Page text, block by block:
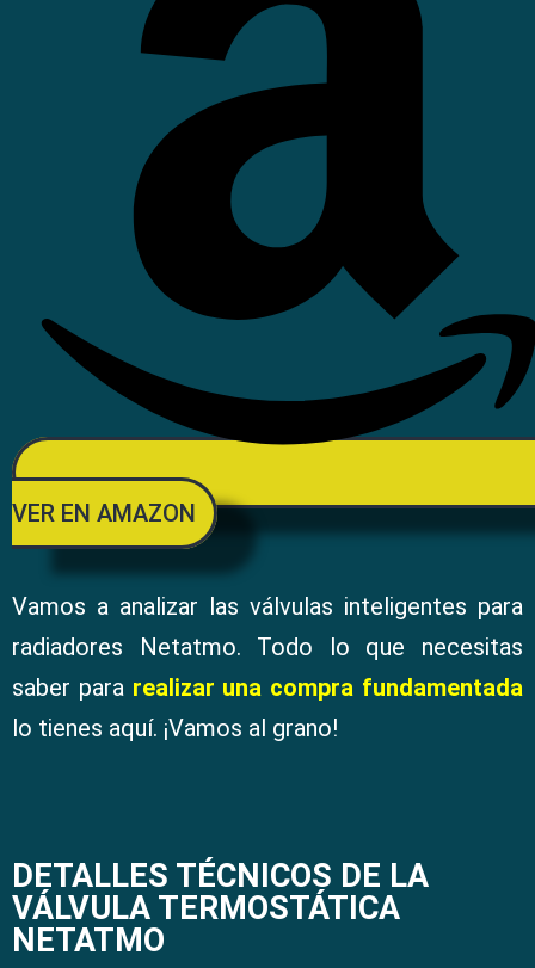
VER EN AMAZON
Vamos a analizar las válvulas inteligentes para
radiadores Netatmo. Todo lo que necesitas
saber para realizar una compra fundamentada
lo tienes aquí. ¡Vamos al grano!
DETALLES TÉCNICOS DE LA
VÁLVULA TERMOSTÁTICA
NETATMO